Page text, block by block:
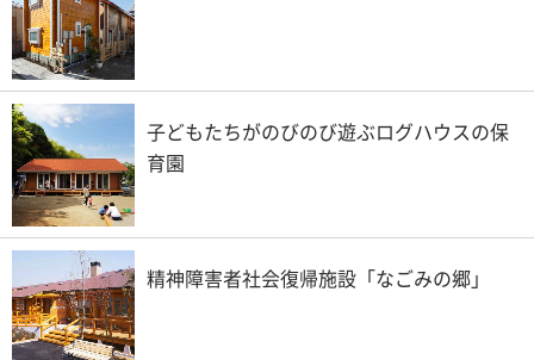
子どもたちがのびのび遊ぶログハウスの保
育園
精神障害者社会復帰施設「なごみの郷」